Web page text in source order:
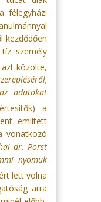
félegyházi
kezdődően
személy
közölte,
adatokat
a
említett
vonatkozó
dr. Porst
nyomuk
lett volna
arra